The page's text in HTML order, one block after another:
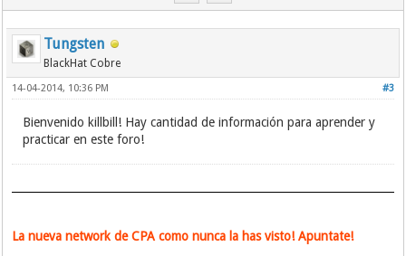
Tungsten
BlackHat Cobre
#3
14-04-2014, 10:36 PM
Bienvenido killbill! Hay cantidad de información para aprender y
practicar en este foro!
La nueva network de CPA como nunca la has visto! Apuntate!